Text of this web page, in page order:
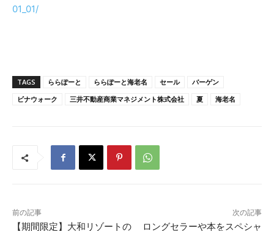
01_01/
TAGS ららぽーと ららぽーと海老名 セール
バーゲン
ビナウォーク
三井不動産商業マネジメント株式会社 夏 海老名
前の記事
【期間限定】大和リゾートの
次の記事
ロングセラーや本をスペシャ